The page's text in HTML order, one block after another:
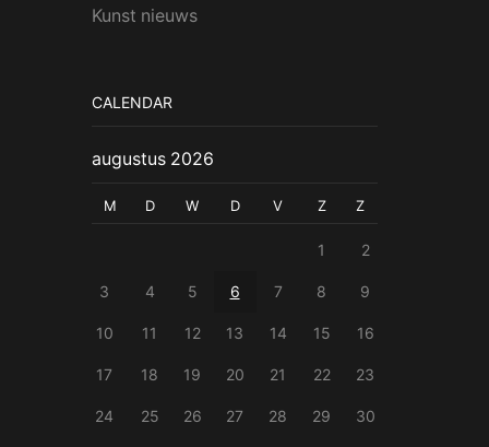
Kunst nieuws
CALENDAR
augustus 2026
M D W D V Z Z
1 2
3 4 5 6 7 8 9
10 11 12 13 14 15 16
17 18 19 20 21 22 23
24 25 26 27 28 29 30